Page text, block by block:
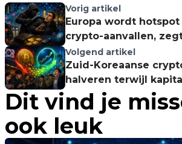
Vorig artikel
Europa wordt
crypto-aanvallen,
Volgend artikel
Zuid-Koreaanse
halveren terwijl
aandelen verschuift
Dit vind je
ook leuk